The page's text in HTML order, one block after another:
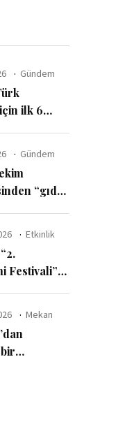
Gündem
ilk 6
Gündem
“gıda
Etkinlik
Festivali”
Mekan